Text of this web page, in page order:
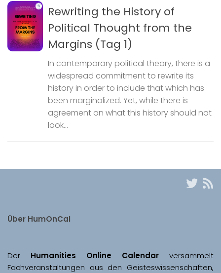
Rewriting the History of
Political Thought from the
Margins (Tag 1)
In contemporary political theory, there is a
widespread commitment to rewrite its
history in order to include that which has
been marginalized. Yet, while there is
agreement on what this history should not
look...
Über HumOnCal
Der Humanities Online Calendar versammelt
Fachveranstaltungen aus den Geisteswissenschaften,